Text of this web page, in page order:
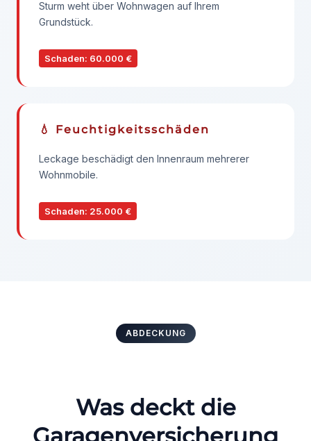
Sturm weht über Wohnwagen auf Ihrem
Grundstück.
Schaden: 60.000 €
💧 Feuchtigkeitsschäden
Leckage beschädigt den Innenraum mehrerer
Wohnmobile.
Schaden: 25.000 €
ABDECKUNG
Was deckt die